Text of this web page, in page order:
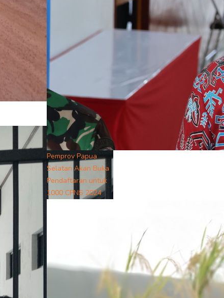
Pemprov Papua
Selatan Akan Buka
Pendaftaran untuk
1000 CPNS 2024